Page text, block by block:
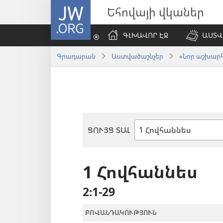
JW.ORG Եհովայի վկաներ
ԳԼԽԱՎՈՐ ԷՋ
Գրադարան Աստվածաշնչեր «Նոր
ՑՈՒՅՑ ՏԱԼ
Աստվածաշնչյան
1 Հովհաննես
2։1-29
ԲՈՎԱՆԴԱԿՈՒԹՅՈՒՆ